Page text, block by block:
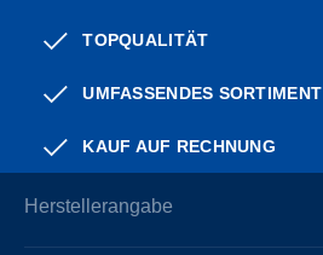
TOPQUALITÄT
UMFASSENDES SORTIMENT
KAUF AUF RECHNUNG
Herstellerangabe